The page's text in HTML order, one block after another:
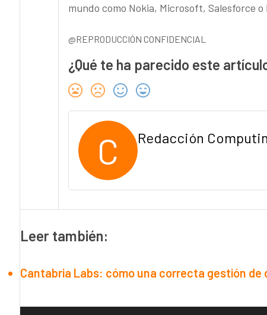
mundo como Nokia, Microsoft, Salesforce
@REPRODUCCIÓN CONFIDENCIAL
¿Qué te ha parecido este
C Redacción
Leer también:
Cantabria Labs: cómo una correcta gestión